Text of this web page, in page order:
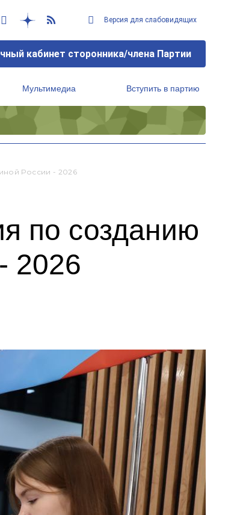
Версия для слабовидящих
кабинет сторонника/члена Партии
Мультимедиа Вступить в партию
России - 2026
по созданию
2026